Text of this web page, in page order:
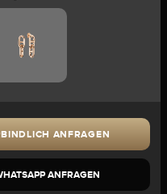
ANFRAGEN
ANFRAGEN